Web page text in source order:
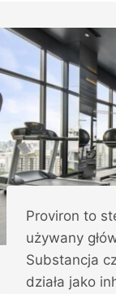
Proviron to
używany
Substancja
działa jako